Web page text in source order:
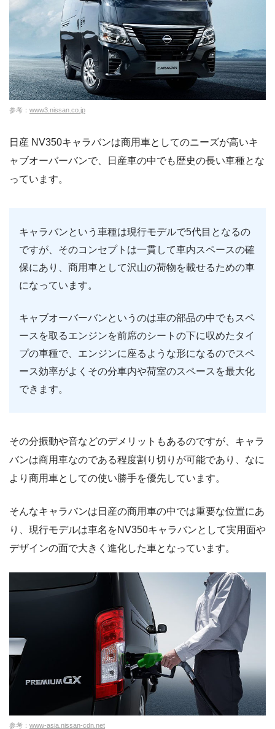
参考： www3.nissan.co.jp
日産 NV350キャラバンは商用車としてのニーズが高いキ
ャブオーバーバンで、日産車の中でも歴史の長い車種とな
っています。
キャラバンという車種は現行モデルで5代目となるの
ですが、そのコンセプトは一貫して車内スペースの確
保にあり、商用車として沢山の荷物を載せるための車
になっています。
キャブオーバーバンというのは車の部品の中でもスペ
ースを取るエンジンを前席のシートの下に収めたタイ
プの車種で、エンジンに座るような形になるのでスペ
ース効率がよくその分車内や荷室のスペースを最大化
できます。
その分振動や音などのデメリットもあるのですが、キャラ
バンは商用車なのである程度割り切りが可能であり、なに
より商用車としての使い勝手を優先しています。
そんなキャラバンは日産の商用車の中では重要な位置にあ
り、現行モデルは車名をNV350キャラバンとして実用面や
デザインの面で大きく進化した車となっています。
参考： www-asia.nissan-cdn.net